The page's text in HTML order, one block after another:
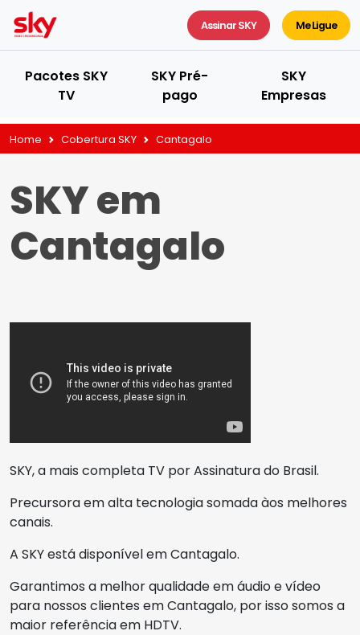
Assinar SKY Me Ligue
Pacotes SKY
TV
SKY Pré-
pago
SKY
Empresas
Home Cobertura SKY Cantagalo
SKY em
Cantagalo
SKY, a mais completa TV por Assinatura do Brasil.
Precursora em alta tecnologia somada àos melhores
canais.
A SKY está disponível em Cantagalo.
Garantimos a melhor qualidade em áudio e vídeo
para nossos clientes em Cantagalo, por isso somos a
maior referência em HDTV.